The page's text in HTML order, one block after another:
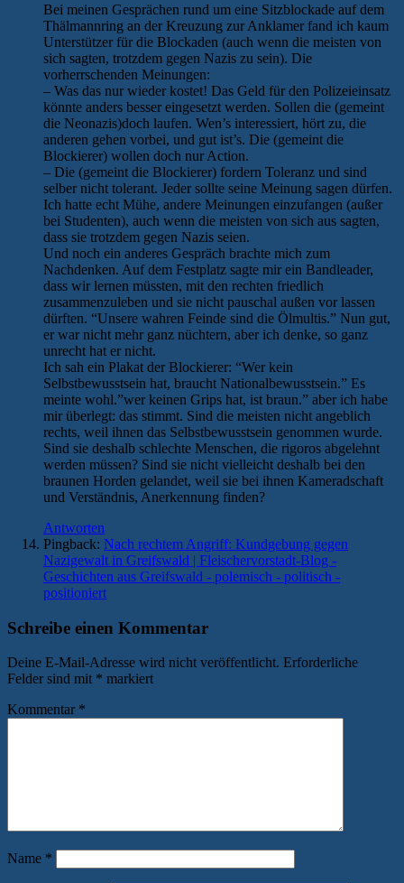
Bei meinen Gesprächen rund um eine Sitzblockade auf dem
Thälmannring an der Kreuzung zur Anklamer fand ich kaum
Unterstützer für die Blockaden (auch wenn die meisten von
sich sagten, trotzdem gegen Nazis zu sein). Die
vorherrschenden Meinungen:
– Was das nur wieder kostet! Das Geld für den Polizeieinsatz
könnte anders besser eingesetzt werden. Sollen die (gemeint
die Neonazis)doch laufen. Wen’s interessiert, hört zu, die
anderen gehen vorbei, und gut ist’s. Die (gemeint die
Blockierer) wollen doch nur Action.
– Die (gemeint die Blockierer) fordern Toleranz und sind
selber nicht tolerant. Jeder sollte seine Meinung sagen dürfen.
Ich hatte echt Mühe, andere Meinungen einzufangen (außer
bei Studenten), auch wenn die meisten von sich aus sagten,
dass sie trotzdem gegen Nazis seien.
Und noch ein anderes Gespräch brachte mich zum
Nachdenken. Auf dem Festplatz sagte mir ein Bandleader,
dass wir lernen müssten, mit den rechten friedlich
zusammenzuleben und sie nicht pauschal außen vor lassen
dürften. “Unsere wahren Feinde sind die Ölmultis.” Nun gut,
er war nicht mehr ganz nüchtern, aber ich denke, so ganz
unrecht hat er nicht.
Ich sah ein Plakat der Blockierer: “Wer kein
Selbstbewusstsein hat, braucht Nationalbewusstsein.” Es
meinte wohl.”wer keinen Grips hat, ist braun.” aber ich habe
mir überlegt: das stimmt. Sind die meisten nicht angeblich
rechts, weil ihnen das Selbstbewusstsein genommen wurde.
Sind sie deshalb schlechte Menschen, die rigoros abgelehnt
werden müssen? Sind sie nicht vielleicht deshalb bei den
braunen Horden gelandet, weil sie bei ihnen Kameradschaft
und Verständnis, Anerkennung finden?
Antworten
Pingback: Nach rechtem Angriff: Kundgebung gegen
Nazigewalt in Greifswald | Fleischervorstadt-Blog -
Geschichten aus Greifswald - polemisch - politisch -
positioniert
Schreibe einen Kommentar
Deine E-Mail-Adresse wird nicht veröffentlicht. Erforderliche
Felder sind mit * markiert
Kommentar *
Name *